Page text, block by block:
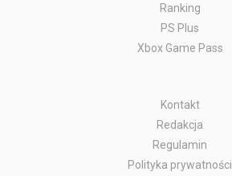
Ranking
PS Plus
Xbox Game Pass
Kontakt
Redakcja
Regulamin
Polityka prywatności